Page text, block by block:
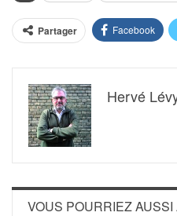
Partager Facebook
Hervé
VOUS POURRIEZ AUSSI